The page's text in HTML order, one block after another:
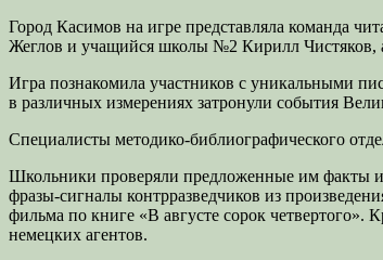
Город Касимов на игре представляла команда
Жеглов и учащийся школы №2 Кирилл Чистяков,
Игра познакомила участников с уникальными
в различных измерениях затронули события
Специалисты методико-библиографического
Школьники проверяли предложенные им факты
фразы-сигналы контрразведчиков из
фильма по книге «В августе сорок
немецких агентов.